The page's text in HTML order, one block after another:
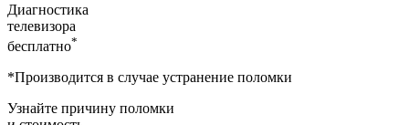
Диагностика
телевизора
бесплатно*
*Производится в случае устранение поломки
Узнайте причину поломки